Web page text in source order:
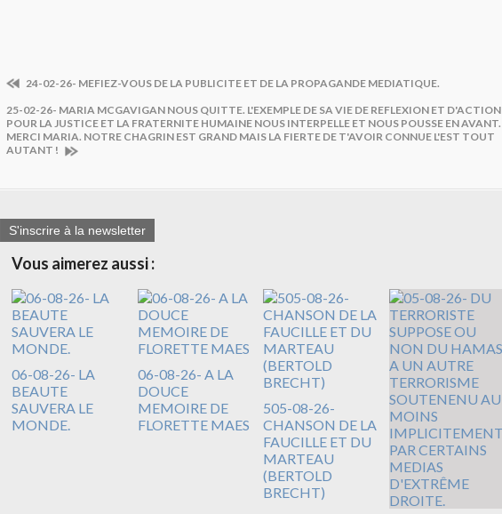
24-02-26- MEFIEZ-VOUS DE LA PUBLICITE ET DE LA PROPAGANDE MEDIATIQUE.
25-02-26- MARIA MCGAVIGAN NOUS QUITTE. L'EXEMPLE DE SA VIE DE REFLEXION ET D'ACTION
POUR LA JUSTICE ET LA FRATERNITE HUMAINE NOUS INTERPELLE ET NOUS POUSSE EN AVANT.
MERCI MARIA. NOTRE CHAGRIN EST GRAND MAIS LA FIERTE DE T'AVOIR CONNUE L'EST TOUT
AUTANT !
S'inscrire à la newsletter
Vous aimerez aussi :
06-08-26- LA
BEAUTE
SAUVERA LE
MONDE.
06-08-26- A LA
DOUCE
MEMOIRE DE
FLORETTE MAES
505-08-26-
CHANSON DE LA
FAUCILLE ET DU
MARTEAU
(BERTOLD
BRECHT)